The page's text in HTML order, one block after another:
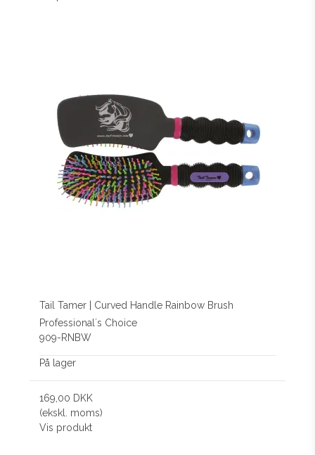
Tail Tamer | Curved Handle Rainbow Brush
Professional´s Choice
909-RNBW
På lager
169,00 DKK
(ekskl. moms)
Vis produkt